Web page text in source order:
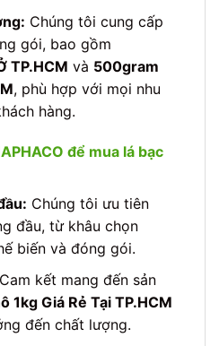
Chúng tôi cung cấp
gói, bao gồm
TP.HCM và 500gram
, phù hợp với mọi nhu
hàng.
để mua lá bạc
Chúng tôi ưu tiên
đầu, từ khâu chọn
biến và đóng gói.
Cam kết mang đến sản
1kg Giá Rẻ Tại TP.HCM
đến chất lượng.